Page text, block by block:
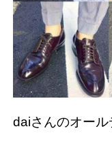
daiさんのオール